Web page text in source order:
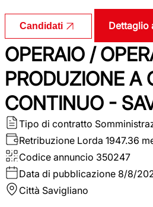
Candidati Dettaglio
OPERAIO /
PRODUZIONE A
CONTINUO -
Tipo di contratto
Retribuzione Lorda 1947.36
Codice annuncio 350247
Data di pubblicazione 8/8/
Città Savigliano